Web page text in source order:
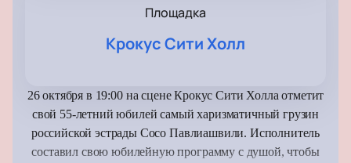
Площадка
Крокус Сити Холл
26 октября в 19:00 на сцене Крокус Сити Холла отметит
свой 55-летний юбилей самый харизматичный грузин
российской эстрады Сосо Павлиашвили. Исполнитель
составил свою юбилейную программу с душой, чтобы